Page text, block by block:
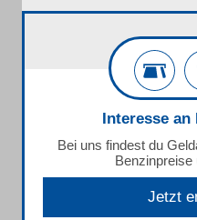
Interesse an
Bei uns findest du
Benzinpreise
Jetzt